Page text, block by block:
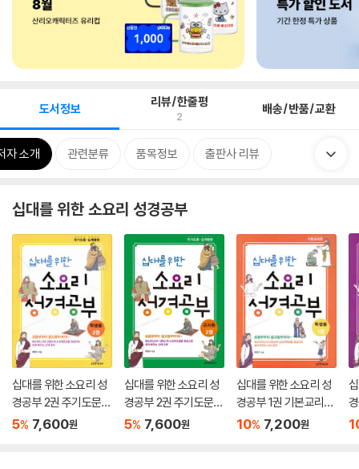
도서정보 리뷰/한줄평
2 배송/반품/교환
자 소개 관련분류 품목정보 출판사 리뷰
십대를 위한 소요리 성경공부
십대를 위한 소요리 성
경공부 2권 주기도문
십계명 편 학생용
5% 7,600원
십대를 위한 소요리 성
경공부 2권 주기도문
십계명 편 교사용
5% 7,600원
십대를 위한 소요리 성
경공부 1권 기본교리편
학생용
10% 7,200원